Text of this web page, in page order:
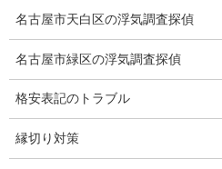
法人調査
企業調査
愛知探偵
愛知県探偵
名古屋市天白区の浮気調査探偵
名古屋市緑区の浮気調査探偵
格安表記のトラブル
縁切り対策